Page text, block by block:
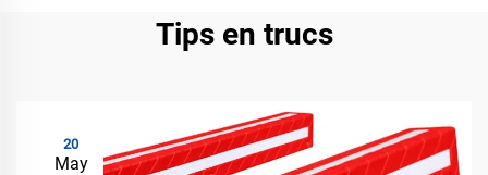
Tips en trucs
20
May